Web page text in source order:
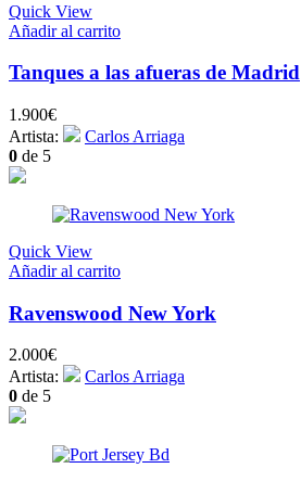
Quick View
Añadir al carrito
Tanques a las afueras de Madrid
1.900€
Artista:
Carlos Arriaga
0 de 5
Quick View
Añadir al carrito
Ravenswood New York
2.000€
Artista:
Carlos Arriaga
0 de 5